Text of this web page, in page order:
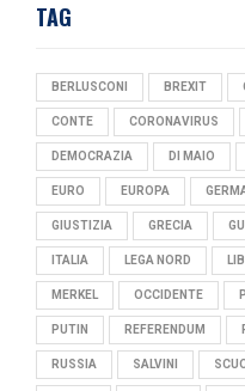
TAG
BERLUSCONI BREXIT
CONTE CORONAVIRUS
DEMOCRAZIA DI MAIO
EURO EUROPA
GIUSTIZIA GRECIA
ITALIA LEGA NORD
MERKEL OCCIDENTE
PUTIN REFERENDUM
RUSSIA SALVINI